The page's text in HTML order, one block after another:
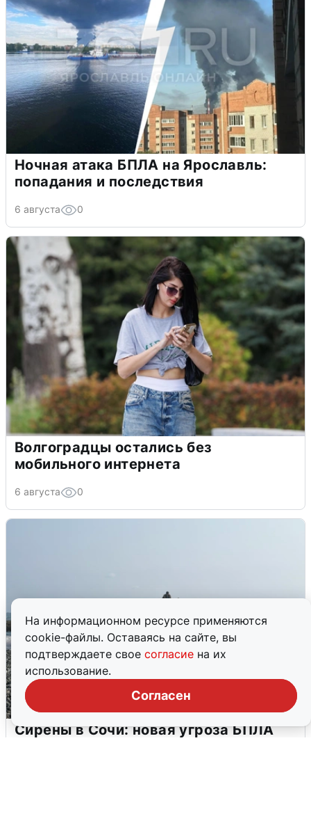
На информационном ресурсе применяются
cookie-файлы. Оставаясь на сайте, вы
подтверждаете свое согласие на их
использование.
Согласен
Ночная атака БПЛА на Ярославль:
попадания и последствия
6 августа 0
Волгоградцы остались без
мобильного интернета
6 августа 0
Сирены в Сочи: новая угроза БПЛА